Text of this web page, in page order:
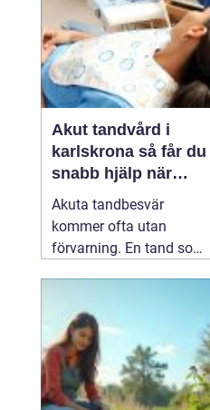
utan ingrepp eller...
Akut tandvård i
karlskrona så får du
snabb hjälp när
tanden krisar
Akuta tandbesvär
kommer ofta utan
förvarning. En tand som
du knappt kan sova. En
fyllning kan lossna
lagom till helgen, eller en
tand kan skadas vid en
olycka. I sådana lägen